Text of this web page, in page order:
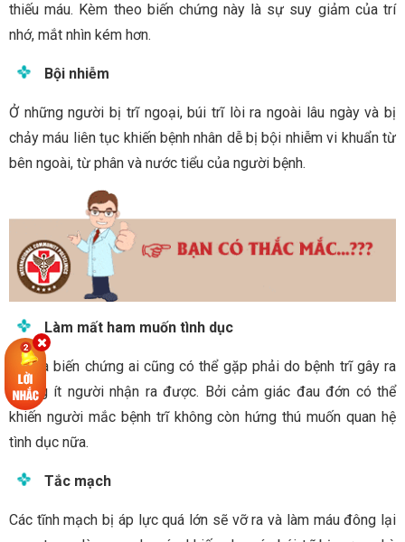
thiếu máu. Kèm theo biến chứng này là sự suy giảm của trí
nhớ, mắt nhìn kém hơn.
Bội nhiễm
Ở những người bị trĩ ngoại, búi trĩ lòi ra ngoài lâu ngày và bị
chảy máu liên tục khiến bệnh nhân dễ bị bội nhiễm vi khuẩn từ
bên ngoài, từ phân và nước tiểu của người bệnh.
Làm mất ham muốn tình dục
Đây là biến chứng ai cũng có thể gặp phải do bệnh trĩ gây ra
nhưng ít người nhận ra được. Bởi cảm giác đau đớn có thể
khiến người mắc bệnh trĩ không còn hứng thú muốn quan hệ
tình dục nữa.
Tắc mạch
Các tĩnh mạch bị áp lực quá lớn sẽ vỡ ra và làm máu đông lại